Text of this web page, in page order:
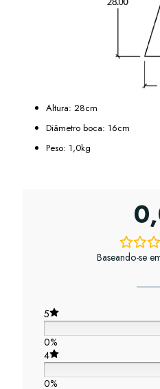
Altura: 28cm
Diâmetro boca: 16cm
Peso: 1,0kg
Baseando-se
5
0%
4
0%